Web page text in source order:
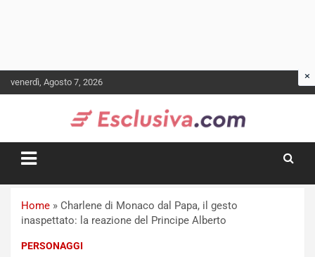
to
venerdì, Agosto 7, 2026
Home » Charlene di Monaco dal Papa, il gesto
inaspettato: la reazione del Principe Alberto
PERSONAGGI